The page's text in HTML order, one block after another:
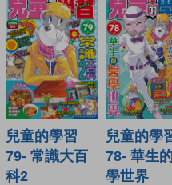
兒童的學習
79- 常識大百
科2
兒童的學
78- 華生
學世界